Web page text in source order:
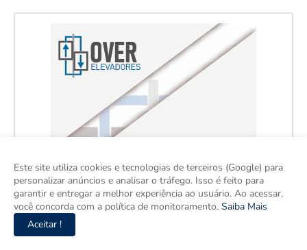
Este site utiliza cookies e tecnologias de terceiros (Google) para
personalizar anúncios e analisar o tráfego. Isso é feito para
garantir e entregar a melhor experiência ao usuário. Ao acessar,
você concorda com a política de monitoramento. Saiba Mais
Aceitar !